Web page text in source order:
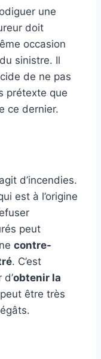
une
doit
occasion
sinistre. Il
de ne pas
prétexte que
ce dernier.
d’incendies.
est à l’origine
peut
contre-
. C’est
obtenir la
être très